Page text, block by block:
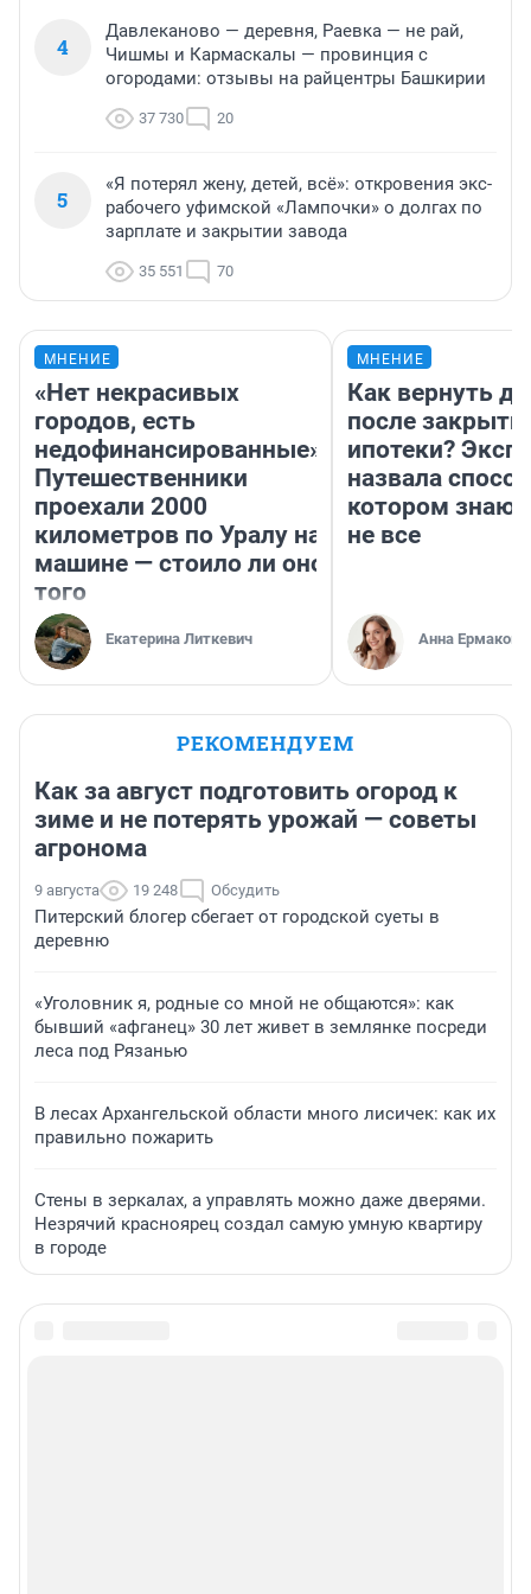
4
Давлеканово — деревня, Раевка — не рай,
Чишмы и Кармаскалы — провинция с
огородами: отзывы на райцентры Башкирии
37 730 20
5
«Я потерял жену, детей, всё»: откровения экс-
рабочего уфимской «Лампочки» о долгах по
зарплате и закрытии завода
35 551 70
МНЕНИЕ
«Нет некрасивых
городов, есть
недофинансированные».
Путешественники
проехали 2000
километров по Уралу на
машине — стоило ли оно
того
Екатерина Литкевич
МНЕНИЕ
Как вернуть
после
ипотеки?
назвала
котором
не все
Анна Ермакова
РЕКОМЕНДУЕМ
Как за август подготовить огород к
зиме и не потерять урожай — советы
агронома
9 августа 19 248 Обсудить
Питерский блогер сбегает от городской суеты в
деревню
«Уголовник я, родные со мной не общаются»: как
бывший «афганец» 30 лет живет в землянке посреди
леса под Рязанью
В лесах Архангельской области много лисичек: как их
правильно пожарить
Стены в зеркалах, а управлять можно даже дверями.
Незрячий красноярец создал самую умную квартиру
в городе